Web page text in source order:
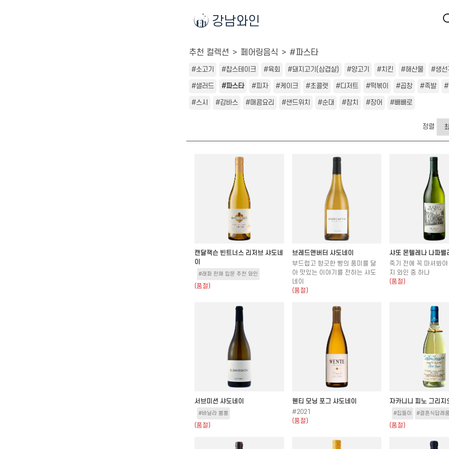
강남와인
추천 컬렉션 페어링음식 #파스타
#소고기 #찹스테이크 #육회 #돼지고기(삼겹살) #양고기 #치킨 #해산물 #생선
#샐러드 #파스타 #피자 #케이크 #초콜렛 #디저트 #떡볶이 #곱창 #족발 #
#스시 #감바스 #매콤요리 #샌드위치 #순대 #참치 #장어 #빼빼로
정렬
캔달잭슨 빈트너스 리저브 샤도네
이
#래퍼 한해 입문 추천 와인
(품절)
브레드앤버터 샤도네이
부드럽고 향긋한 빵의 풍미를 닮
아 맛있는 이야기를 전하는 샤도
네이
(품절)
샤또 몬텔레나 나파밸
죽기 전에 꼭 마셔봐
지 와인 중 하나
(품절)
서브미션 샤도네이
#바닐라 뿜뿡
(품절)
웬티 모닝 포그 샤도네이
#2021
(품절)
자카니니 피노 그리지
#집들이 #결혼식답례품
(품절)